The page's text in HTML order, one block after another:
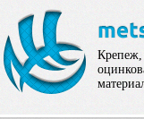
Крепеж,